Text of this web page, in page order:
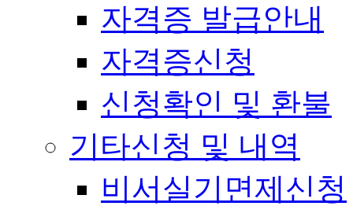
자격증 발급안내
자격증신청
신청확인 및 환불
기타신청 및 내역
비서실기면제신청